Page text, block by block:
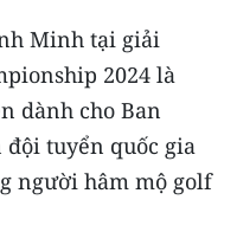
Minh tại giải
2024 là
dành cho Ban
tuyển quốc gia
người hâm mộ golf